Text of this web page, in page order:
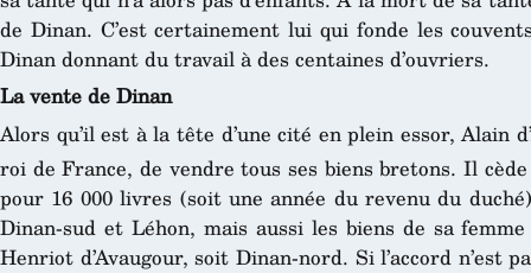
de Dinan. C’est certainement lui qui fonde les
Dinan donnant du travail à des centaines d’ouvriers.
La vente de Dinan
Alors qu’il est à la tête d’une cité en plein essor, Alain
roi de France, de vendre tous ses biens bretons. Il
pour 16 000 livres (soit une année du revenu du
Dinan-sud et Léhon, mais aussi les biens de sa
Henriot d’Avaugour, soit Dinan-nord. Si l’accord n’est